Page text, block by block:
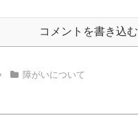
コメントを書き込む
障がいについて